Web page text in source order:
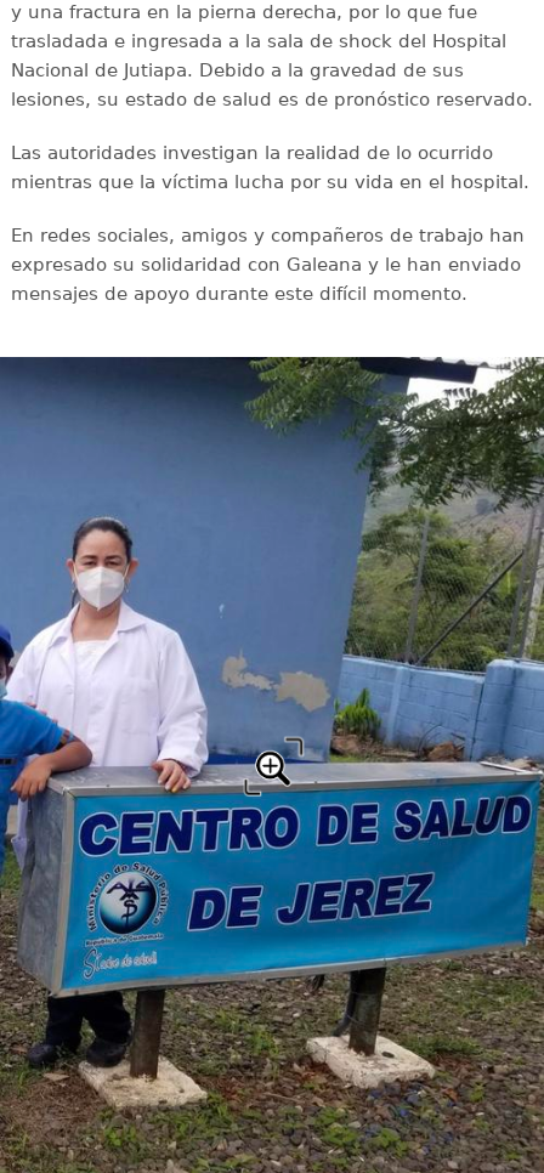
y una fractura en la pierna derecha, por lo que fue
trasladada e ingresada a la sala de shock del Hospital
Nacional de Jutiapa. Debido a la gravedad de sus
lesiones, su estado de salud es de pronóstico reservado.
Las autoridades investigan la realidad de lo ocurrido
mientras que la víctima lucha por su vida en el hospital.
En redes sociales, amigos y compañeros de trabajo han
expresado su solidaridad con Galeana y le han enviado
mensajes de apoyo durante este difícil momento.